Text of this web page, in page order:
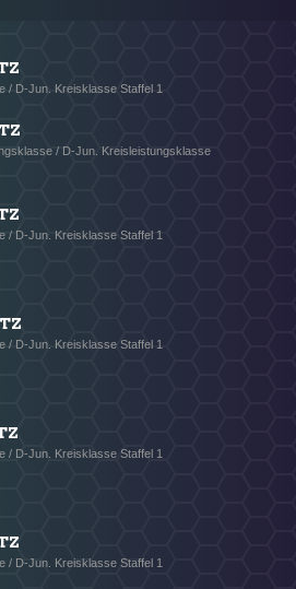
/ D-Jun. Kreisklasse Staffel 1
/ D-Jun. Kreisleistungsklasse
/ D-Jun. Kreisklasse Staffel 1
/ D-Jun. Kreisklasse Staffel 1
/ D-Jun. Kreisklasse Staffel 1
/ D-Jun. Kreisklasse Staffel 1